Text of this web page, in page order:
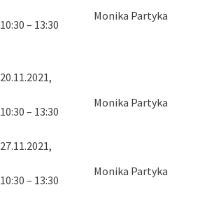
10:30 – 13:30
Monika Partyka
20.11.2021,
10:30 – 13:30
Monika Partyka
27.11.2021,
10:30 – 13:30
Monika Partyka